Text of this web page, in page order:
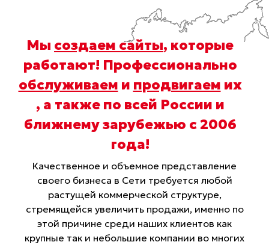
Мы создаем сайты, которые
работают! Профессионально
обслуживаем и продвигаем их
, а также по всей России и
ближнему зарубежью с 2006
года!
Качественное и объемное представление
своего бизнеса в Сети требуется любой
растущей коммерческой структуре,
стремящейся увеличить продажи, именно по
этой причине среди наших клиентов как
крупные так и небольшие компании во многих